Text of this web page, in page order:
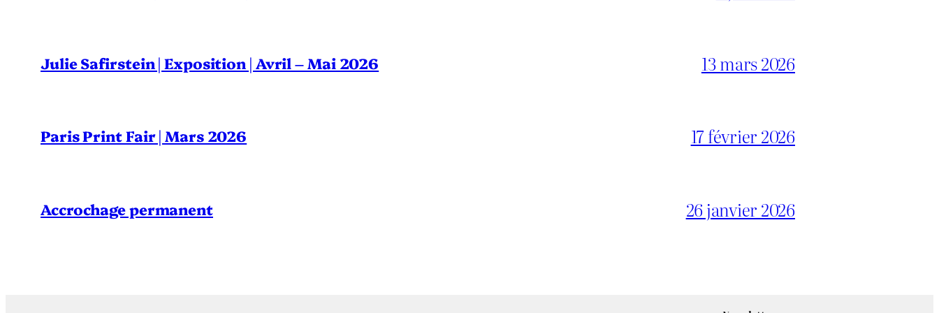
Julie Safirstein | Exposition | Avril – Mai 2026 13 mars 2026
Paris Print Fair | Mars 2026 17 février 2026
Accrochage permanent 26 janvier 2026